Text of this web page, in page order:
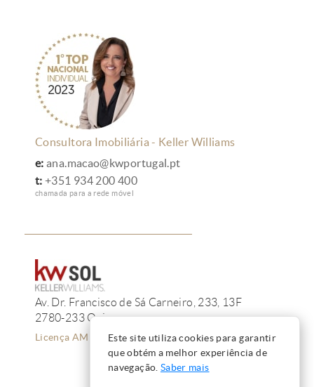
Consultora Imobiliária - Keller Williams
e: ana.macao@kwportugal.pt
t: +351 934 200 400
chamada para a rede móvel
Av. Dr. Francisco de Sá Carneiro, 233, 13F
2780-233 Oeiras
Licença AMI 12223Este site utiliza cookies para garantir
que obtém a melhor experiência de
navegação. Saber mais